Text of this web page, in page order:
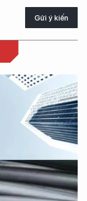
Gửi ý kiến